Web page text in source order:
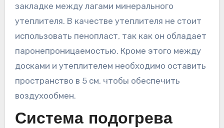
закладке между лагами минерального
утеплителя. В качестве утеплителя не стоит
использовать пенопласт, так как он обладает
паронепроницаемостью. Кроме этого между
досками и утеплителем необходимо оставить
пространство в 5 см, чтобы обеспечить
воздухообмен.
Система подогрева